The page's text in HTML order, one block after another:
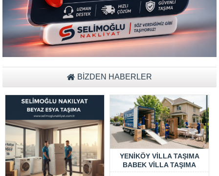
BİZDEN HABERLER
YENIKÖY VILLA TAŞIMA
BABEK VILLA TAŞIMA